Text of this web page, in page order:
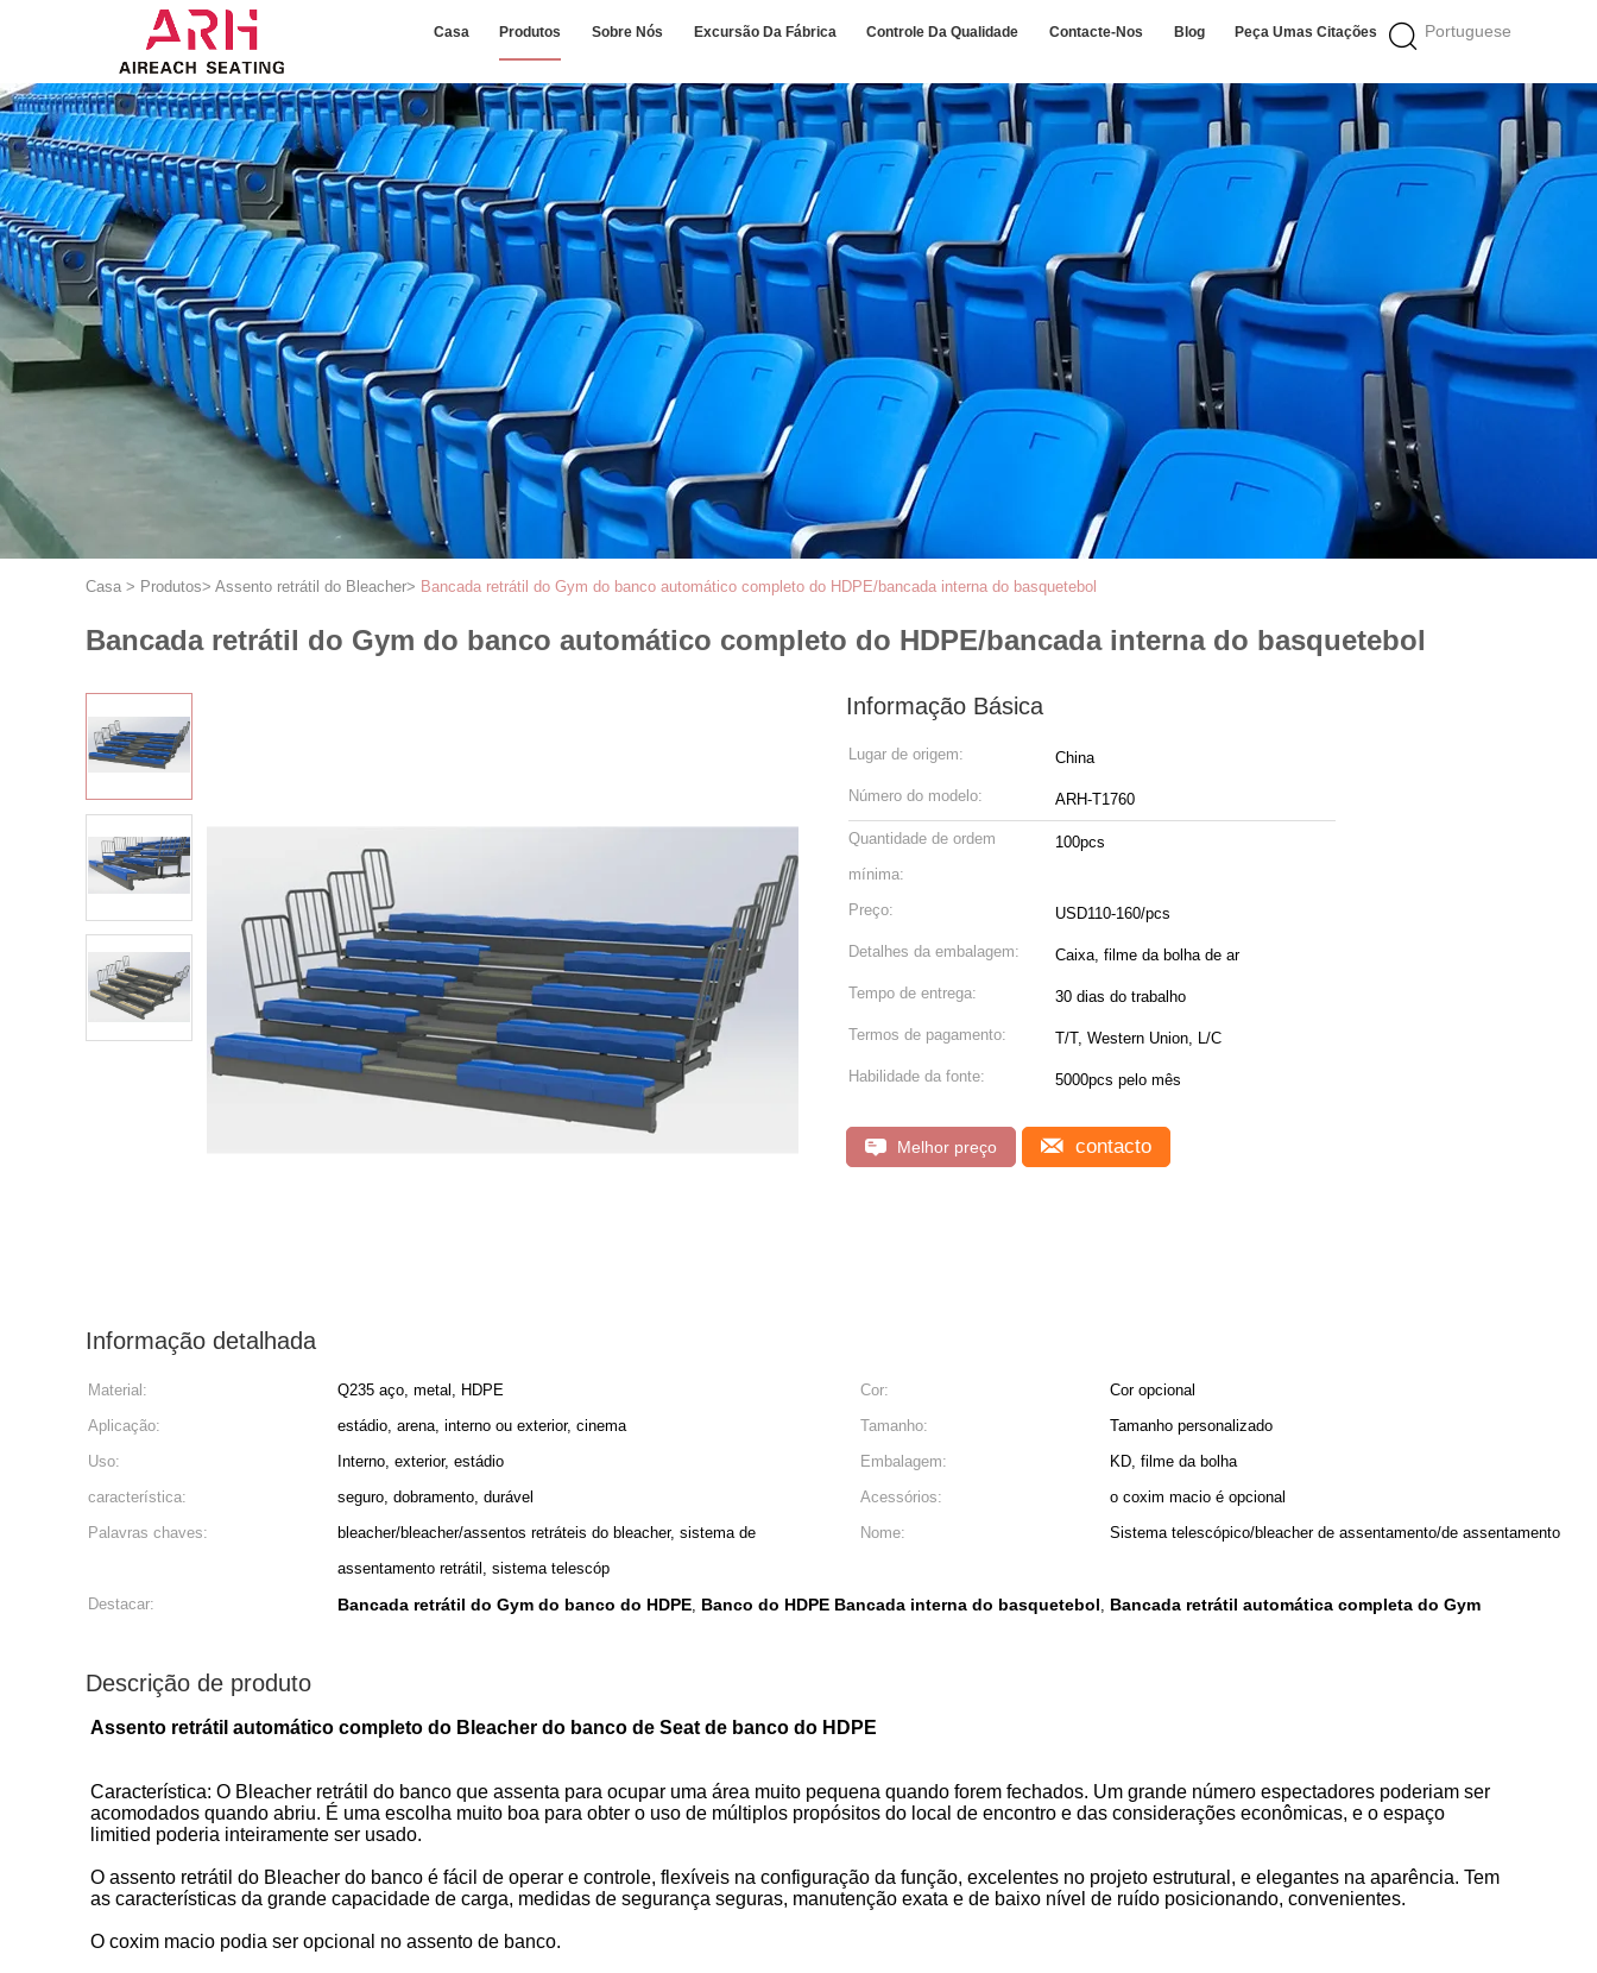
Portuguese
Casa Produtos Sobre Nós Excursão Da Fábrica Controle Da Qualidade Contacte-Nos Blog Peça Umas Citações
Casa > Produtos> Assento retrátil do Bleacher> Bancada retrátil do Gym do banco automático completo do HDPE/bancada interna do basquetebol
Bancada retrátil do Gym do banco automático completo do HDPE/bancada interna do basquetebol
Informação Básica
Lugar de origem: China
Número do modelo: ARH-T1760
Quantidade de ordem
mínima:
100pcs
Preço: USD110-160/pcs
Detalhes da embalagem: Caixa, filme da bolha de ar
Tempo de entrega: 30 dias do trabalho
Termos de pagamento: T/T, Western Union, L/C
Habilidade da fonte: 5000pcs pelo mês
Melhor preço contacto
Informação detalhada
Material: Q235 aço, metal, HDPE Cor:
Cor opcional
Aplicação:
estádio, arena, interno ou exterior, cinema Tamanho:
Tamanho personalizado
Uso:
Interno, exterior, estádio Embalagem:
KD, filme da bolha
característica:
seguro, dobramento, durável Acessórios:
o coxim macio é opcional
Palavras chaves:
bleacher/bleacher/assentos retráteis do bleacher, sistema de
assentamento retrátil, sistema telescóp
Nome: Sistema telescópico/bleacher de assentamento/de assentamento
Destacar: Bancada retrátil do Gym do banco do HDPE, Banco do HDPE Bancada interna do basquetebol, Bancada retrátil automática completa do Gym
Descrição de produto
Assento retrátil automático completo do Bleacher do banco de Seat de banco do HDPE
Característica: O Bleacher retrátil do banco que assenta para ocupar uma área muito pequena quando forem fechados. Um grande número espectadores poderiam ser
acomodados quando abriu. É uma escolha muito boa para obter o uso de múltiplos propósitos do local de encontro e das considerações econômicas, e o espaço
limitied poderia inteiramente ser usado.
O assento retrátil do Bleacher do banco é fácil de operar e controle, flexíveis na configuração da função, excelentes no projeto estrutural, e elegantes na aparência. Tem
as características da grande capacidade de carga, medidas de segurança seguras, manutenção exata e de baixo nível de ruído posicionando, convenientes.
O coxim macio podia ser opcional no assento de banco.